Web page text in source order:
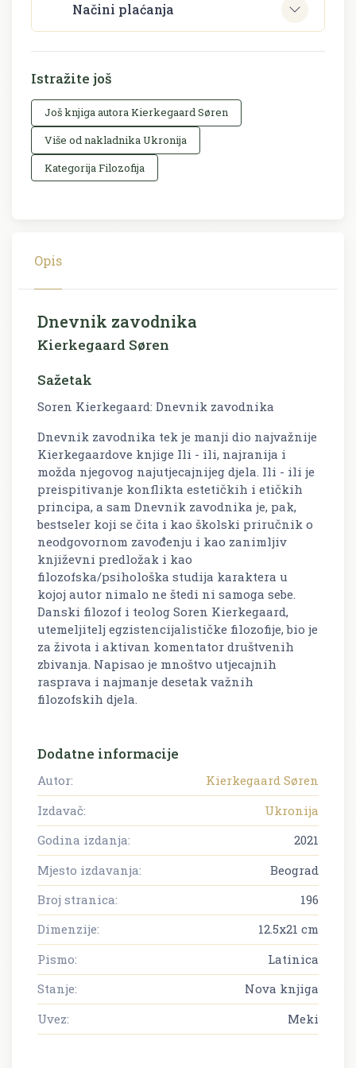
Načini plaćanja
Istražite još
Još knjiga autora Kierkegaard Søren
Više od nakladnika Ukronija
Kategorija Filozofija
Opis
Dnevnik zavodnika
Kierkegaard Søren
Sažetak
Soren Kierkegaard: Dnevnik zavodnika
Dnevnik zavodnika tek je manji dio najvažnije
Kierkegaardove knjige Ili - ili, najranija i
možda njegovog najutjecajnijeg djela. Ili - ili je
preispitivanje konflikta estetičkih i etičkih
principa, a sam Dnevnik zavodnika je, pak,
bestseler koji se čita i kao školski priručnik o
neodgovornom zavođenju i kao zanimljiv
književni predložak i kao
filozofska/psihološka studija karaktera u
kojoj autor nimalo ne štedi ni samoga sebe.
Danski filozof i teolog Soren Kierkegaard,
utemeljitelj egzistencijalističke filozofije, bio je
za života i aktivan komentator društvenih
zbivanja. Napisao je mnoštvo utjecajnih
rasprava i najmanje desetak važnih
filozofskih djela.
Dodatne informacije
Autor:
Kierkegaard Søren
Izdavač:
Ukronija
Godina izdanja:
2021
Mjesto izdavanja:
Beograd
Broj stranica:
196
Dimenzije:
12.5x21 cm
Pismo:
Latinica
Stanje:
Nova knjiga
Uvez:
Meki